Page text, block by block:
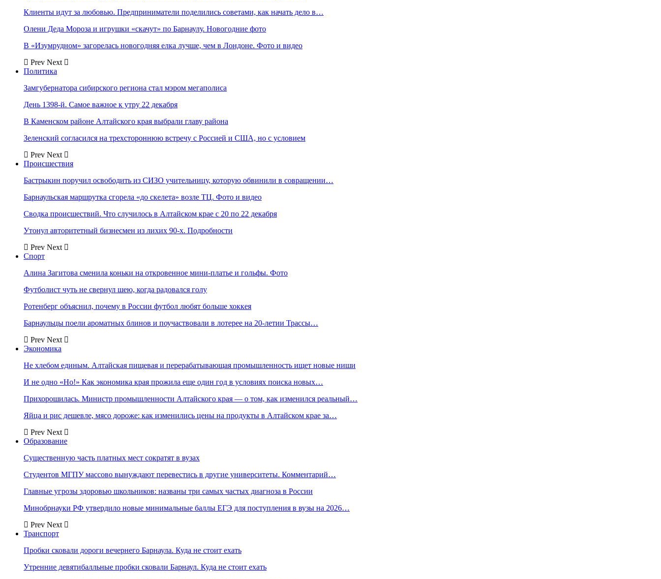
Клиенты идут за любовью. Предприниматели поделились советами, как начать дело в…
Олени Деда Мороза и игрушки «скачут» по Барнаулу. Новогодние фото
В «Изумрудном» загорелась новогодняя елка лучше, чем в Лондоне. Фото и видео
Prev Next
Политика
Замгубернатора сибирского региона стал мэром мегаполиса
День 1398-й. Самое важное к утру 22 декабря
В Каменском районе Алтайского края выбрали главу района
Зеленский согласился на трехстороннюю встречу с Россией и США, но с условием
Prev Next
Происшествия
Бастрыкин поручил освободить из СИЗО учительницу, которую обвинили в совращении…
Барнаульская маршрутка сгорела «до скелета» возле ТЦ. Фото и видео
Сводка происшествий. Что случилось в Алтайском крае с 20 по 22 декабря
Утонул авторитетный бизнесмен из лихих 90-х. Подробности
Prev Next
Спорт
Алина Загитова сменила коньки на откровенное мини-платье и гольфы. Фото
Футболист чуть не свернул шею, когда радовался голу
Ротенберг объяснил, почему в России футбол любят больше хоккея
Барнаульцы поели ароматных блинов и поучаствовали в лотерее на 20-летии Трассы…
Prev Next
Экономика
Не хлебом единым. Алтайская пищевая и перерабатывающая промышленность ищет новые ниши
И не одно «Но!» Как экономика края прожила еще один год в условиях поиска новых…
Прихорошилась. Министр промышленности Алтайского края — о том, как изменился реальный…
Яйца и рис дешевле, мясо дороже: как изменились цены на продукты в Алтайском крае за…
Prev Next
Образование
Существенную часть платных мест сократят в вузах
Студентов МГПУ массово вынуждают перевестись в другие университеты. Комментарий…
Главные угрозы здоровью школьников: названы три самых частых диагноза в России
Минобрнауки РФ утвердило новые минимальные баллы ЕГЭ для поступления в вузы на 2026…
Prev Next
Транспорт
Пробки сковали дороги вечернего Барнаула. Куда не стоит ехать
Утренние девятибалльные пробки сковали Барнаул. Куда не стоит ехать